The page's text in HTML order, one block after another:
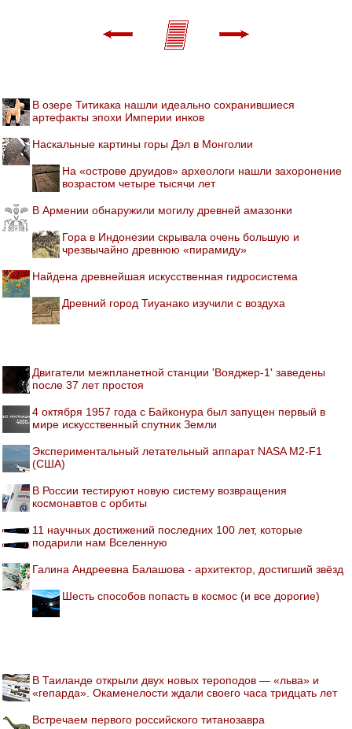
В озере Титикака нашли идеально сохранившиеся
артефакты эпохи Империи инков
Наскальные картины горы Дэл в Монголии
На «острове друидов» археологи нашли захоронение
возрастом четыре тысячи лет
В Армении обнаружили могилу древней амазонки
Гора в Индонезии скрывала очень большую и
чрезвычайно древнюю «пирамиду»
Найдена древнейшая искусственная гидросистема
Древний город Тиуанако изучили с воздуха
Двигатели межпланетной станции 'Вояджер-1' заведены
после 37 лет простоя
4 октября 1957 года с Байконура был запущен первый в
мире искусственный спутник Земли
Экспериментальный летательный аппарат NASA M2-F1
(США)
В России тестируют новую систему возвращения
космонавтов с орбиты
11 научных достижений последних 100 лет, которые
подарили нам Вселенную
Галина Андреевна Балашова - архитектор, достигший звёзд
Шесть способов попасть в космос (и все дорогие)
В Таиланде открыли двух новых тероподов — «льва» и
«гепарда». Окаменелости ждали своего часа тридцать лет
Встречаем первого российского титанозавра